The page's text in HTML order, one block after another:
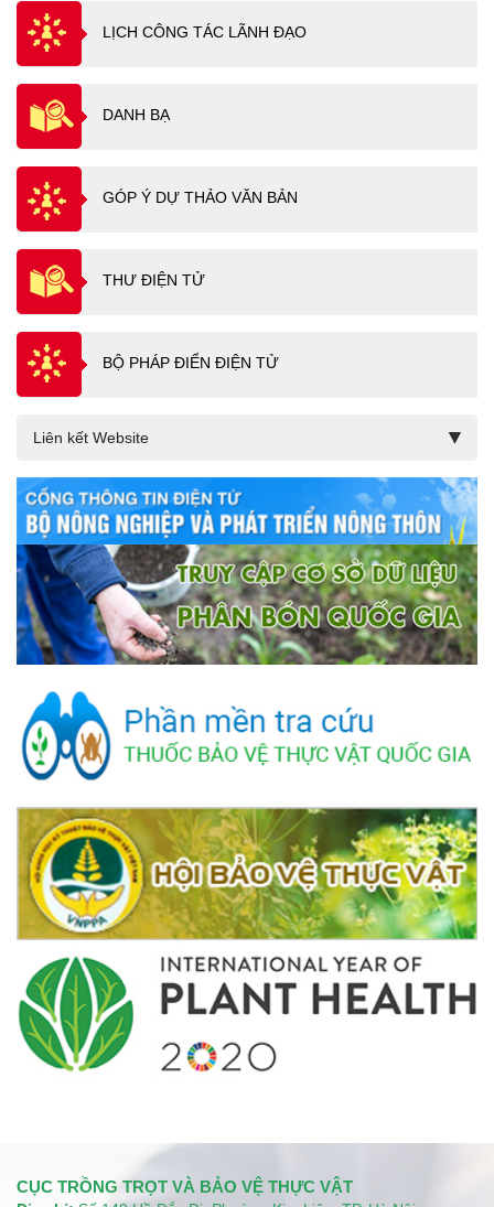
LỊCH CÔNG TÁC LÃNH ĐẠO
DANH BẠ
GÓP Ý DỰ THẢO VĂN BẢN
THƯ ĐIỆN TỬ
BỘ PHÁP ĐIỂN ĐIỆN TỬ
CỤC TRỒNG TRỌT VÀ BẢO VỆ THỰC VẬT